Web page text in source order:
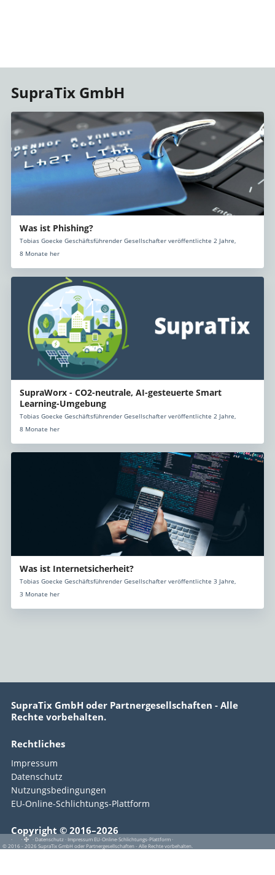
SupraTix GmbH
Was ist Phishing?
Tobias Goecke Geschäftsführender Gesellschafter veröffentlichte 2 Jahre,
8 Monate her
SupraWorx - CO2-neutrale, AI-gesteuerte Smart
Learning-Umgebung
Tobias Goecke Geschäftsführender Gesellschafter veröffentlichte 2 Jahre,
8 Monate her
Was ist Internetsicherheit?
Tobias Goecke Geschäftsführender Gesellschafter veröffentlichte 3 Jahre,
3 Monate her
SupraTix GmbH oder Partnergesellschaften - Alle
Rechte vorbehalten.
Rechtliches
Impressum
Datenschutz
Nutzungsbedingungen
EU-Online-Schlichtungs-Plattform
Copyright © 2016–2026
· · ·Datenschutz ·Impressum EU-Online-Schlichtungs-Plattform·
© 2016 - 2026 SupraTix GmbH oder Partnergesellschaften - Alle Rechte vorbehalten.